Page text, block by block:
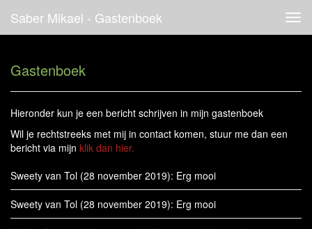
Saber Mikael - Gastenboek
Gastenboek
Hieronder kun je een bericht schrijven in mijn gastenboek
Wil je rechtstreeks met mij in contact komen, stuur me dan een
bericht via mijn klik dan hier.
Sweety van Tol (28 november 2019): Erg mooi
Sweety van Tol (28 november 2019): Erg mooi